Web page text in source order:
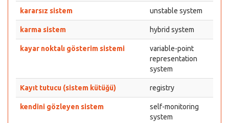
kararsız sistem unstable system
karma sistem hybrid system
kayar noktalı gösterim sistemi
variable-point
representation
system
Kayıt tutucu (sistem kütüğü) registry
kendini gözleyen sistem
self-monitoring
system